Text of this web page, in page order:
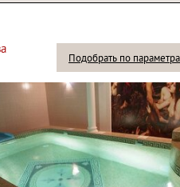
Подобрать по